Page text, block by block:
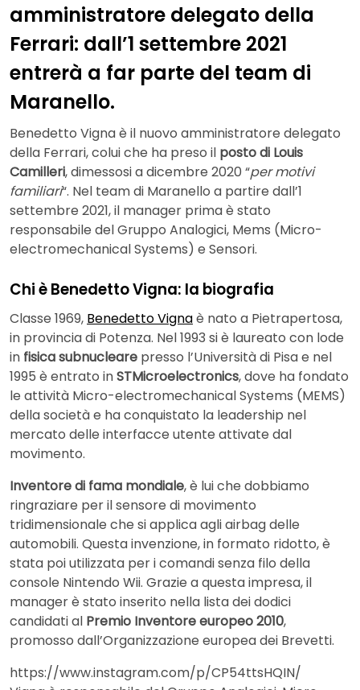
amministratore delegato della
Ferrari: dall’1 settembre 2021
entrerà a far parte del team di
Maranello.
Benedetto Vigna è il nuovo amministratore delegato
della Ferrari, colui che ha preso il posto di Louis
Camilleri, dimessosi a dicembre 2020 “per motivi
familiari“. Nel team di Maranello a partire dall’1
settembre 2021, il manager prima è stato
responsabile del Gruppo Analogici, Mems (Micro-
electromechanical Systems) e Sensori.
Chi è Benedetto Vigna: la biografia
Classe 1969, Benedetto Vignaè nato a Pietrapertosa,
in provincia di Potenza. Nel 1993 si è laureato con lode
in fisica subnucleare presso l’Università di Pisa e nel
1995 è entrato inSTMicroelectronics, dove ha fondato
le attività Micro-electromechanical Systems (MEMS)
della società e ha conquistato la leadership nel
mercato delle interfacce utente attivate dal
movimento.
Inventore di fama mondiale, è lui che dobbiamo
ringraziare per il sensore di movimento
tridimensionale che si applica agli airbag delle
automobili. Questa invenzione, in formato ridotto, è
stata poi utilizzata per i comandi senza filo della
console Nintendo Wii. Grazie a questa impresa, il
manager è stato inserito nella lista dei dodici
candidati al Premio Inventore europeo 2010,
promosso dall’Organizzazione europea dei Brevetti.
https://www.instagram.com/p/CP54ttsHQIN/